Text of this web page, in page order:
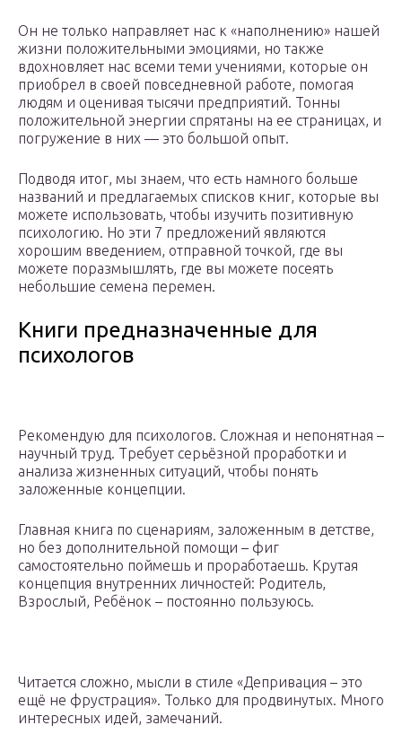
Он не только направляет нас к «наполнению» нашей
жизни положительными эмоциями, но также
вдохновляет нас всеми теми учениями, которые он
приобрел в своей повседневной работе, помогая
людям и оценивая тысячи предприятий. Тонны
положительной энергии спрятаны на ее страницах, и
погружение в них — это большой опыт.
Подводя итог, мы знаем, что есть намного больше
названий и предлагаемых списков книг, которые вы
можете использовать, чтобы изучить позитивную
психологию. Но эти 7 предложений являются
хорошим введением, отправной точкой, где вы
можете поразмышлять, где вы можете посеять
небольшие семена перемен.
Книги предназначенные для
психологов
Рекомендую для психологов. Сложная и непонятная –
научный труд. Требует серьёзной проработки и
анализа жизненных ситуаций, чтобы понять
заложенные концепции.
Главная книга по сценариям, заложенным в детстве,
но без дополнительной помощи – фиг
самостоятельно поймешь и проработаешь. Крутая
концепция внутренних личностей: Родитель,
Взрослый, Ребёнок – постоянно пользуюсь.
Читается сложно, мысли в стиле «Депривация – это
ещё не фрустрация». Только для продвинутых. Много
интересных идей, замечаний.